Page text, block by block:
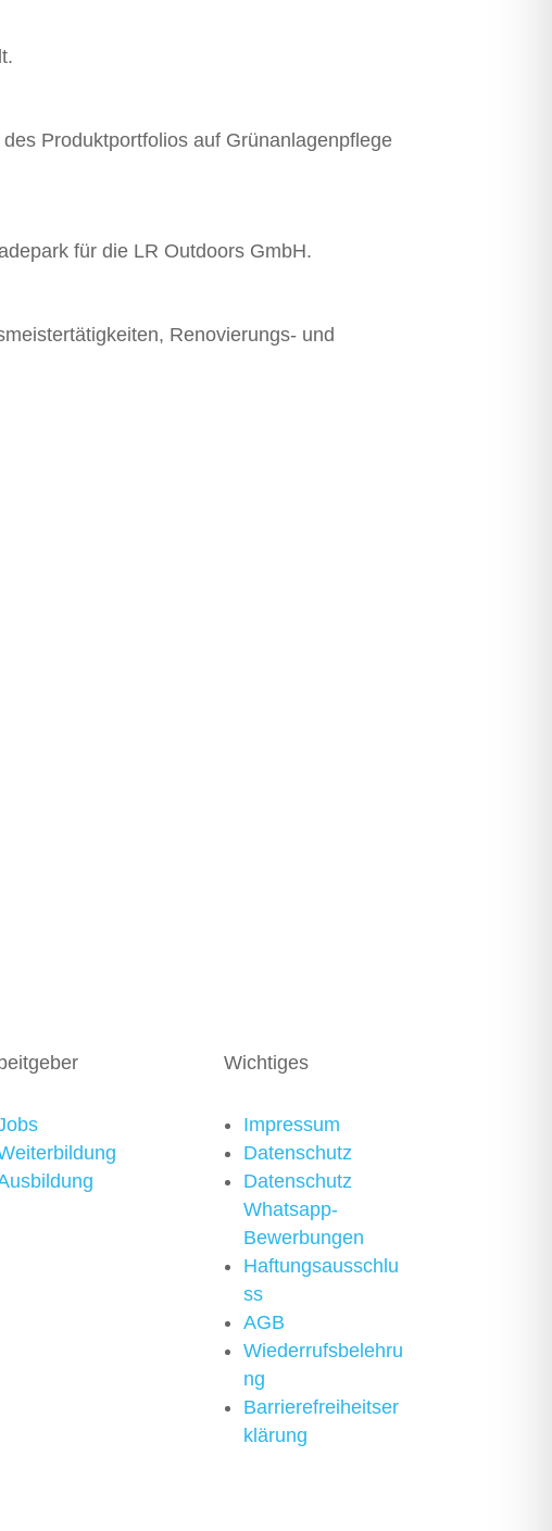
Produkt­portfolios auf Grün­anlagen­pflege
für die LR Outdoors GmbH.
Renovierungs- und
Wichtiges
Impressum
Datenschutz
Datenschutz
Whatsapp-
Bewerbungen
Haftungsausschlu
ss
AGB
Wiederrufsbelehru
ng
Barrierefreiheitser
klärung